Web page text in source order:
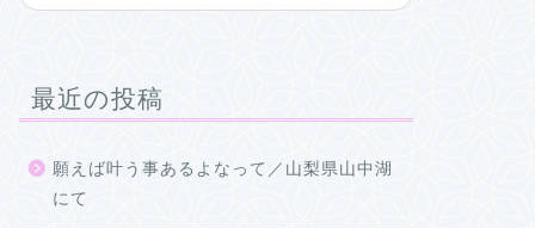
最近の投稿
願えば叶う事あるよなって／山梨県山中湖
にて